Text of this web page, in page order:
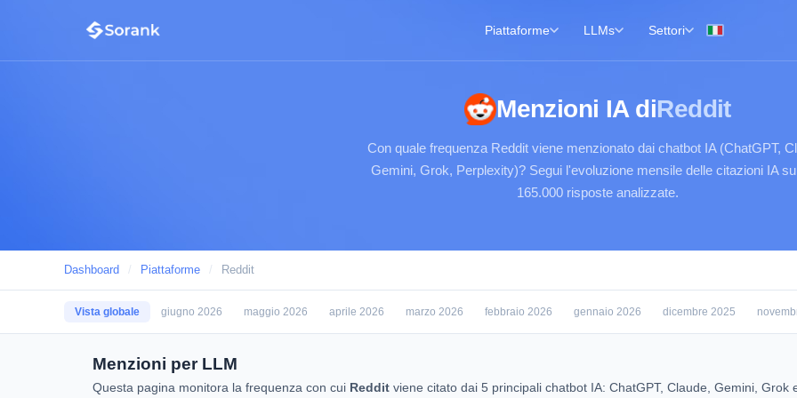
Piattaforme LLMs Settori
Menzioni IA diReddit
Con quale frequenza Reddit viene menzionato dai chatbot IA (ChatGPT,
Gemini, Grok, Perplexity)? Segui l'evoluzione mensile delle citazioni IA
165.000 risposte analizzate.
Dashboard / Piattaforme / Reddit
Vista globale giugno 2026 maggio 2026 aprile 2026 marzo 2026 febbraio 2026 gennaio 2026 dicembre 2025
Menzioni per LLM
Questa pagina monitora la frequenza con cui Reddit viene citato dai 5 principali chatbot IA: ChatGPT, Claude, Gemini, Grok